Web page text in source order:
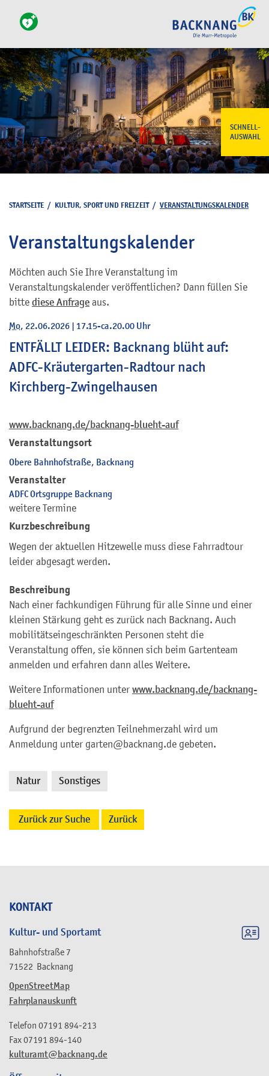
SCHNELL-
AUSWAHL
KONTAKT
Kultur- und Sportamt
Bahnhofstraße 7
71522 Backnang
OpenStreetMap
Fahrplanauskunft
kulturamt@backnang.de
Telefon 07191 894-213
Fax07191 894-140
STARTSEITE / KULTUR, SPORT UND FREIZEIT/ VERANSTALTUNGSKALENDER
Veranstaltungskalender
Möchten auch Sie Ihre Veranstaltung im
Veranstaltungskalender veröffentlichen? Dann füllen Sie
bitte diese Anfrage aus.
Mo, 22.06.2026 | 17.15-ca.20.00 Uhr
ENTFÄLLT LEIDER: Backnang blüht auf:
ADFC-Kräutergarten-Radtour nach
Kirchberg-Zwingelhausen
www.backnang.de/backnang-blueht-auf
Veranstaltungsort
Obere Bahnhofstraße, Backnang
Veranstalter
ADFC Ortsgruppe Backnang
weitere Termine
Kurzbeschreibung
Wegen der aktuellen Hitzewelle muss diese Fahrradtour
leider abgesagt werden.
Beschreibung
Nach einer fachkundigen Führung für alle Sinne und einer
kleinen Stärkung geht es zurück nach Backnang. Auch
mobilitätseingeschränkten Personen steht die
Veranstaltung offen, sie können sich beim Gartenteam
anmelden und erfahren dann alles Weitere.
Weitere Informationen unter www.backnang.de/backnang-
blueht-auf
Aufgrund der begrenzten Teilnehmerzahl wird um
Anmeldung unter garten@backnang.de gebeten.
Natur Sonstiges
Zurück zur Suche Zurück